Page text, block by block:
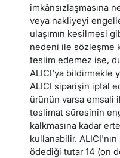
imkânsızlaşmasına
veya nakliyeyi
ulaşımın kesilmesi
nedeni ile sözleşme
teslim edemez ise,
ALICI'ya bildirmekle
ALICI siparişin iptal
ürünün varsa emsali
teslimat süresinin
kalkmasına kadar
kullanabilir.
ödediği tutar 14 (on